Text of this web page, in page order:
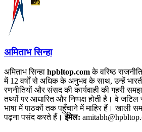
अमिताभ सिन्हा
अमिताभ सिन्हा hpbltop.comके वरिष्ठ
में 12 वर्षों से अधिक के अनुभव के साथ, उन्हें
रणनीतियों और संसद की कार्यवाही की गहरी समझ
तथ्यों पर आधारित और निष्पक्ष होती है। वे जटिल
भाषा में पाठकों तक पहुँचाने में माहिर हैं। खाली
पढ़ना पसंद करते हैं।ईमेल: